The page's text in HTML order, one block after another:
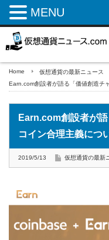
Home 仮想通貨の最新ニュース
Earn.com創設者が語る「価値創造チ
Earn.com創設者が
コイン合理主義につ
2019/5/13 仮想通貨の最新
MENU